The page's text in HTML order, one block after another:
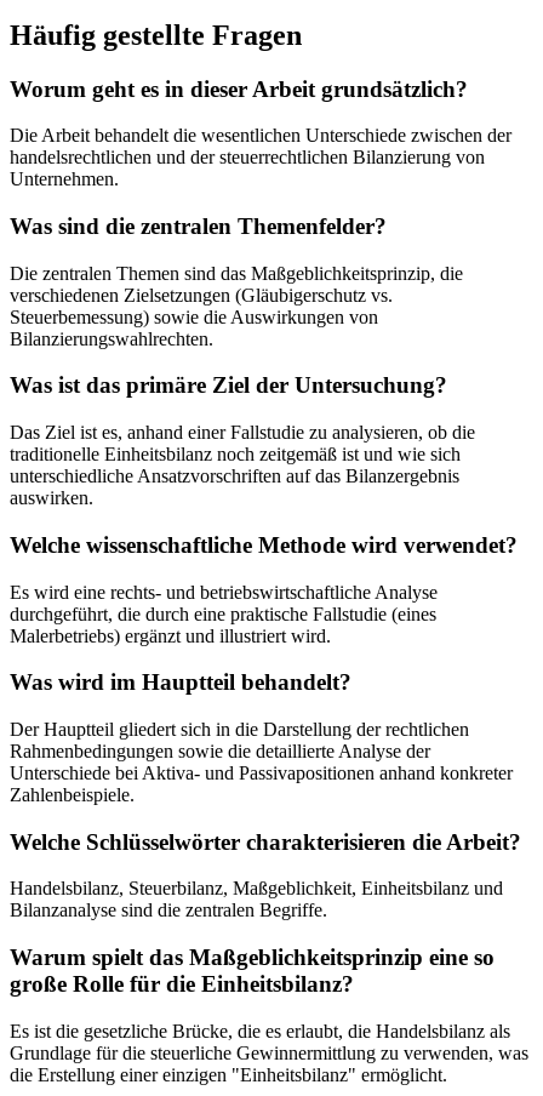
Häufig gestellte Fragen
Worum geht es in dieser Arbeit grundsätzlich?
Die Arbeit behandelt die wesentlichen Unterschiede zwischen der
handelsrechtlichen und der steuerrechtlichen Bilanzierung von
Unternehmen.
Was sind die zentralen Themenfelder?
Die zentralen Themen sind das Maßgeblichkeitsprinzip, die
verschiedenen Zielsetzungen (Gläubigerschutz vs.
Steuerbemessung) sowie die Auswirkungen von
Bilanzierungswahlrechten.
Was ist das primäre Ziel der Untersuchung?
Das Ziel ist es, anhand einer Fallstudie zu analysieren, ob die
traditionelle Einheitsbilanz noch zeitgemäß ist und wie sich
unterschiedliche Ansatzvorschriften auf das Bilanzergebnis
auswirken.
Welche wissenschaftliche Methode wird verwendet?
Es wird eine rechts- und betriebswirtschaftliche Analyse
durchgeführt, die durch eine praktische Fallstudie (eines
Malerbetriebs) ergänzt und illustriert wird.
Was wird im Hauptteil behandelt?
Der Hauptteil gliedert sich in die Darstellung der rechtlichen
Rahmenbedingungen sowie die detaillierte Analyse der
Unterschiede bei Aktiva- und Passivapositionen anhand konkreter
Zahlenbeispiele.
Welche Schlüsselwörter charakterisieren die Arbeit?
Handelsbilanz, Steuerbilanz, Maßgeblichkeit, Einheitsbilanz und
Bilanzanalyse sind die zentralen Begriffe.
Warum spielt das Maßgeblichkeitsprinzip eine so
große Rolle für die Einheitsbilanz?
Es ist die gesetzliche Brücke, die es erlaubt, die Handelsbilanz als
Grundlage für die steuerliche Gewinnermittlung zu verwenden, was
die Erstellung einer einzigen "Einheitsbilanz" ermöglicht.